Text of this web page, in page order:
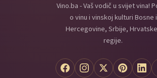
Vino.ba - Vaš vodič u svijet vina!
o vinu i vinskoj kulturi Bosne i
Hercegovine, Srbije,
regije.